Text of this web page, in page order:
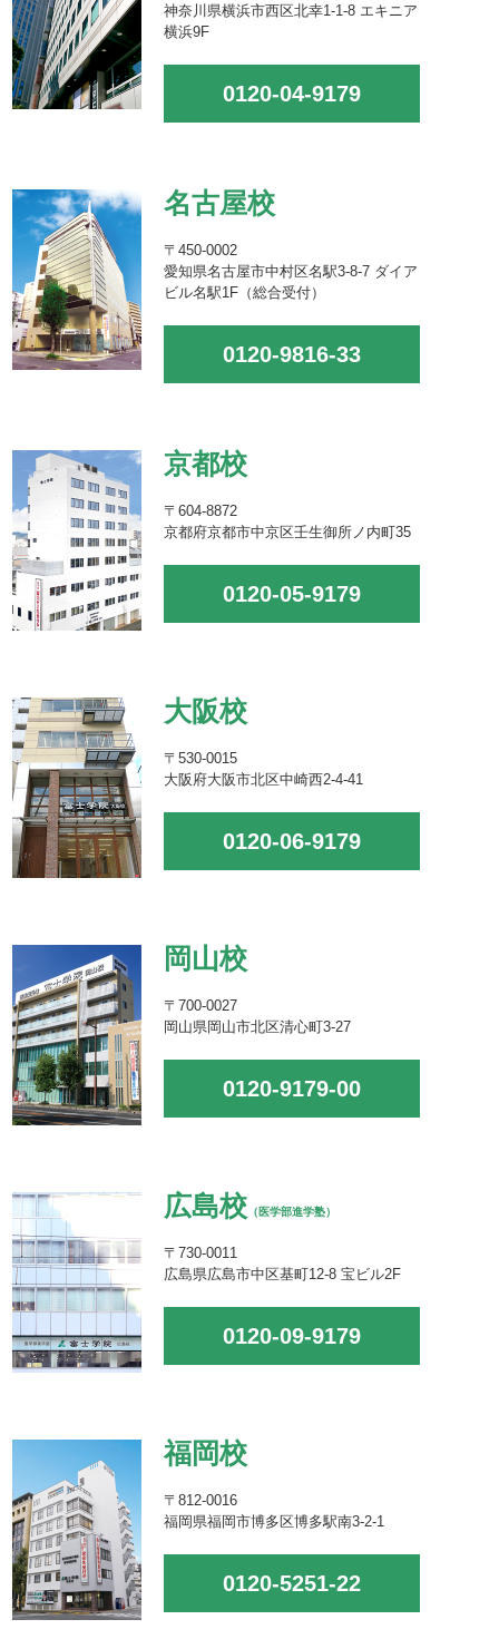
神奈川県横浜市西区北幸1-1-8 エキニア
横浜9F
0120-04-9179
名古屋校
〒450-0002
愛知県名古屋市中村区名駅3-8-7 ダイア
ビル名駅1F（総合受付）
0120-9816-33
京都校
〒604-8872
京都府京都市中京区壬生御所ノ内町35
0120-05-9179
大阪校
〒530-0015
大阪府大阪市北区中崎西2-4-41
0120-06-9179
岡山校
〒700-0027
岡山県岡山市北区清心町3-27
0120-9179-00
広島校 （医学部進学塾）
〒730-0011
広島県広島市中区基町12-8 宝ビル2F
0120-09-9179
福岡校
〒812-0016
福岡県福岡市博多区博多駅南3-2-1
0120-5251-22